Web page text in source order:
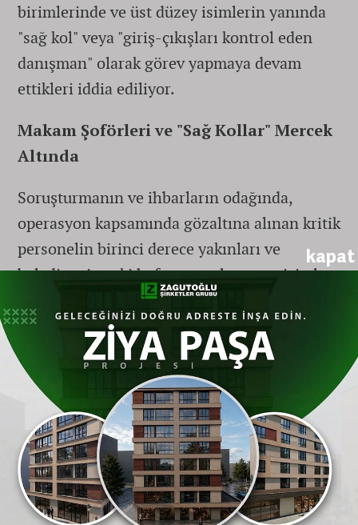
kapat
birimlerinde ve üst düzey isimlerin yanında
"sağ kol" veya "giriş-çıkışları kontrol eden
danışman" olarak görev yapmaya devam
ettikleri iddia ediliyor.
Makam Şoförleri ve "Sağ Kollar" Mercek
Altında
Soruşturmanın ve ihbarların odağında,
operasyon kapsamında gözaltına alınan kritik
personelin birinci derece yakınları ve
belediyenin eski hafızasını oluşturan isimler
yer alıyor. Sızan iddialar arasında öne çıkan
çarpıcı detaylar şunlar:
Makam Şoförünün Bacanağı İddiası:
Operasyon kapsamında gözaltına alınan
makam şoförünün birinci derece akrabası ve
aynı zamandaEskişehirBüyükşehir Belediyesi
eski Başkanı Yılmaz Büyükerşen’in döneminde
emekli olan eski makam şoförünün,
emekliliğine rağmen farklı kanallar üzerinden
belediye içindeki etkinliğini ve çalışma bağını